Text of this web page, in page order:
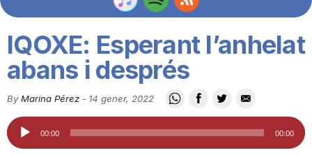
o
C
i
IQOXE: Esperant l’anhelat
abans i després
By Marina Pérez - 14 gener, 2022
Reproductor
d'àudio
00:00 00:00